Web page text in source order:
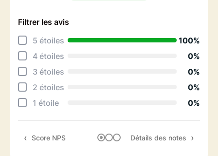
Filtrer les avis
5 étoiles
100%
4 étoiles
0%
3 étoiles
0%
2 étoiles
0%
1 étoile
0%
Score NPS Détails des notes